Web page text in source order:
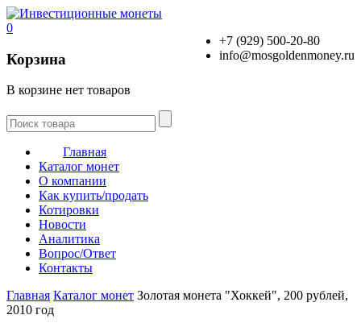
+7 (929) 500-20-80
info@mosgoldenmoney.ru
0
Корзина
В корзине нет товаров
Главная
Каталог монет
О компании
Как купить/продать
Котировки
Новости
Аналитика
Вопрос/Ответ
Контакты
Главная Каталог монет Золотая монета "Хоккей", 200 рублей,
2010 год